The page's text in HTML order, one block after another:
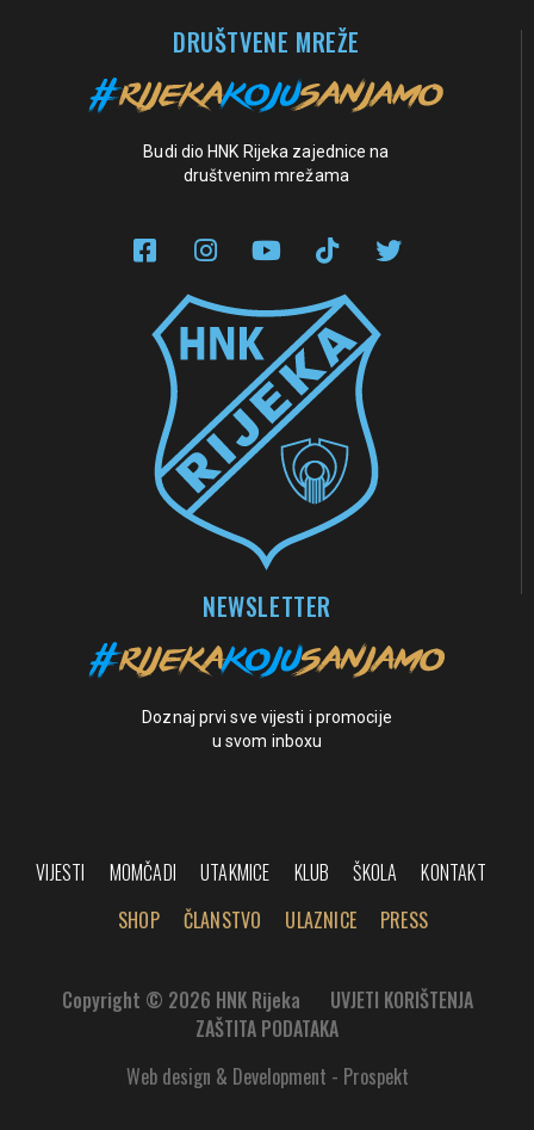
DRUŠTVENE MREŽE
Budi dio HNK Rijeka zajednice na
društvenim mrežama
NEWSLETTER
Doznaj prvi sve vijesti i promocije
u svom inboxu
VIJESTI MOMČADI UTAKMICE KLUB ŠKOLA
KONTAKT
SHOP
ČLANSTVO ULAZNICE PRESS
Copyright © 2026 HNK Rijeka
UVJETI KORIŠTENJA
ZAŠTITA PODATAKA
Web design & Development - Prospekt